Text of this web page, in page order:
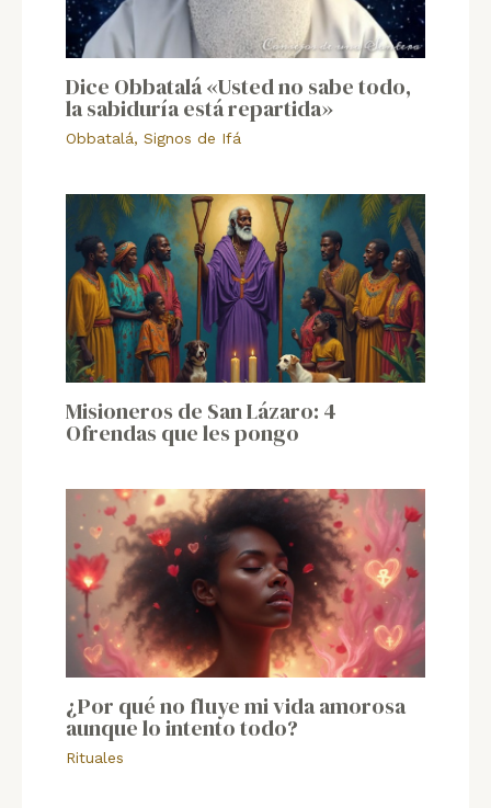
Dice Obbatalá «Usted no sabe todo,
la sabiduría está repartida»
Obbatalá, Signos de Ifá
Misioneros de San Lázaro: 4
Ofrendas que les pongo
¿Por qué no fluye mi vida amorosa
aunque lo intento todo?
Rituales